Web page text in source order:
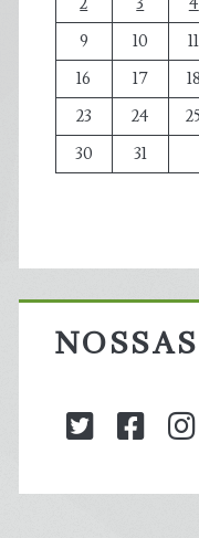
9
10 11
16
17 18
23
24 25
30
31
twitter